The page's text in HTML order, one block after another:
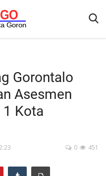
Gorontalo
Asesmen
Kota
451
0